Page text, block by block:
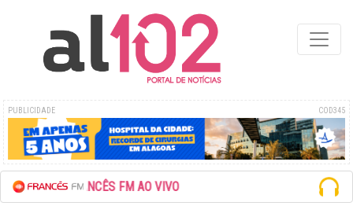
PUBLICIDADE COD345
FM AO VIVO